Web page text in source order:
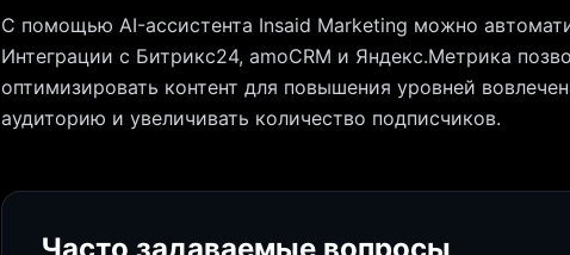
С помощью AI-ассистента Insaid Marketing можно
Интеграции с Битрикс24, amoCRM и Яндекс.Метрика
оптимизировать контент для повышения уровней
аудиторию и увеличивать количество подписчиков.